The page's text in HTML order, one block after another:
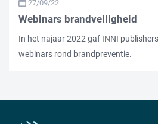
27/09/22
Webinars brandveiligheid
In het najaar 2022 gaf INNI
webinars rond brandpreventie.